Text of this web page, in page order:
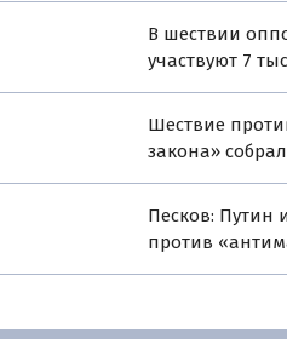
В шествии
участвуют 7
Шествие
закона»
Песков:
против